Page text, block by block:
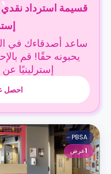
ساعد أصدقاءك في
إسترلينيًا
احصل
PBSA
1عرض